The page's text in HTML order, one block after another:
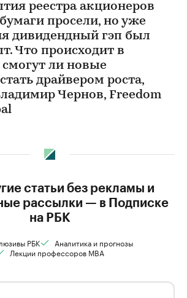
реестра акционеров
просели, но уже
дивидендный гэп был
Что происходит в
ли новые
драйвером роста,
Чернов, Freedom
статьи без рекламы и
рассылки — в Подписке
на РБК
РБК
Аналитика и прогнозы
Лекции профессоров MBA